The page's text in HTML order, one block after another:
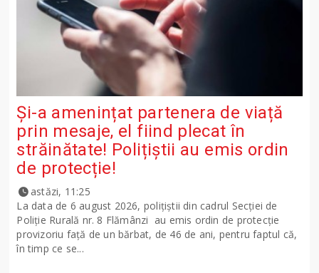
Și-a amenințat partenera de viață
prin mesaje, el fiind plecat în
străinătate! Polițiștii au emis ordin
de protecție!
astăzi, 11:25
La data de 6 august 2026, polițiștii din cadrul Secției de
Poliție Rurală nr. 8 Flămânzi au emis ordin de protecție
provizoriu față de un bărbat, de 46 de ani, pentru faptul că,
în timp ce se...